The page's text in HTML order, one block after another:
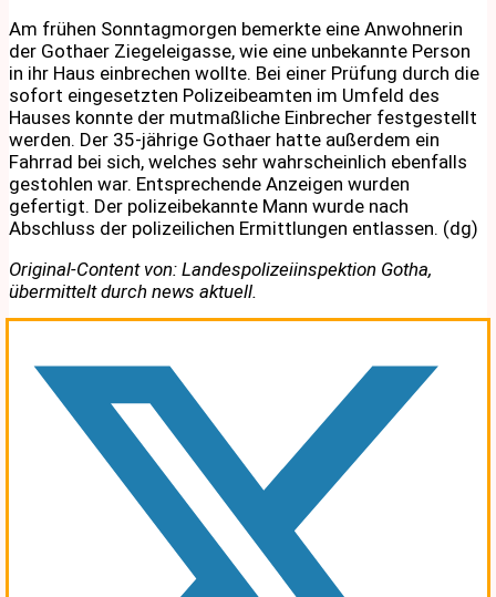
Am frühen Sonntagmorgen bemerkte eine Anwohnerin
der Gothaer Ziegeleigasse, wie eine unbekannte Person
in ihr Haus einbrechen wollte. Bei einer Prüfung durch die
sofort eingesetzten Polizeibeamten im Umfeld des
Hauses konnte der mutmaßliche Einbrecher festgestellt
werden. Der 35-jährige Gothaer hatte außerdem ein
Fahrrad bei sich, welches sehr wahrscheinlich ebenfalls
gestohlen war. Entsprechende Anzeigen wurden
gefertigt. Der polizeibekannte Mann wurde nach
Abschluss der polizeilichen Ermittlungen entlassen. (dg)
Original-Content von: Landespolizeiinspektion Gotha,
übermittelt durch news aktuell.